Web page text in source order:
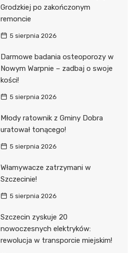
Grodzkiej po zakończonym
remoncie
5 sierpnia 2026
Darmowe badania osteoporozy w
Nowym Warpnie – zadbaj o swoje
kości!
5 sierpnia 2026
Młody ratownik z Gminy Dobra
uratował tonącego!
5 sierpnia 2026
Włamywacze zatrzymani w
Szczecinie!
5 sierpnia 2026
Szczecin zyskuje 20
nowoczesnych elektryków:
rewolucja w transporcie miejskim!